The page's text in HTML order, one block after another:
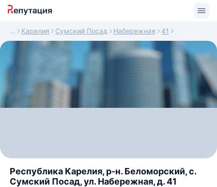
Карелия Сумский Посад Набережная 41
Республика Карелия, р-н. Беломорский, с.
Сумский Посад, ул. Набережная, д. 41